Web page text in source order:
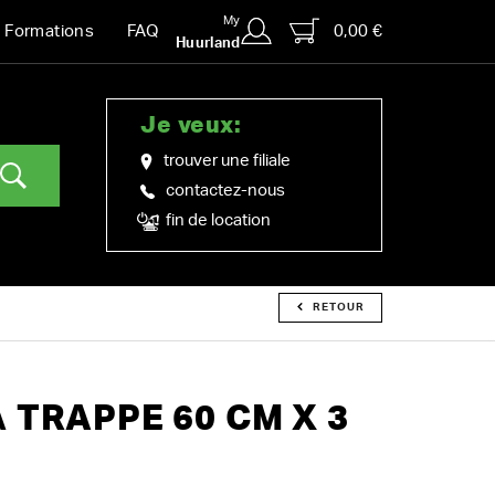
Formations FAQ
My
Huurland
0,00 €
Je veux:
trouver une filiale
contactez-nous
fin de location
RETOUR
TRAPPE 60 CM X 3